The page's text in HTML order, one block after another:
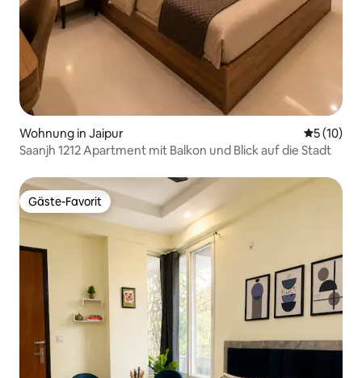
Wohnung in Jaipur
5 (10)
Saanjh 1212 Apartment mit Balkon und Blick auf die Stadt
Gäste-Favorit
Gäste-Favorit